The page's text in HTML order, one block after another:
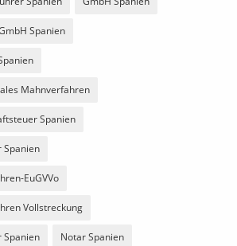
Spanien
Mahnverfahren
Spanien
Spanien
EuGVVo
Vollstreckung
Notar Spanien